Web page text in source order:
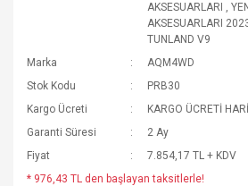
AKSESUARLARI ,
AKSESUARLARI
TUNLAND V9
Marka
AQM4WD
Stok Kodu
PRB30
Kargo Ücreti
KARGO ÜCRETİ
Garanti Süresi
2 Ay
Fiyat
7.854,17 TL + KDV
* 976,43 TL den başlayan taksitlerle!